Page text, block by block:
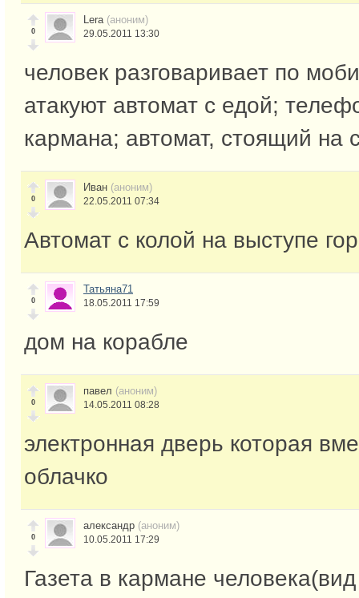
0
Lera (аноним)
29.05.2011 13:30
человек разговаривает по
атакуют автомат с едой;
кармана; автомат, стоящий на
0
Иван (аноним)
22.05.2011 07:34
Автомат с колой на выступе
0
Татьяна71
18.05.2011 17:59
дом на корабле
0
павел (аноним)
14.05.2011 08:28
электронная дверь которая
облачко
0
александр (аноним)
10.05.2011 17:29
Газета в кармане